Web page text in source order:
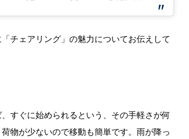
チェアリング」の魅力についてお伝えして
すぐに始められるという、その手軽さが何
物が少ないので移動も簡単です。雨が降っ